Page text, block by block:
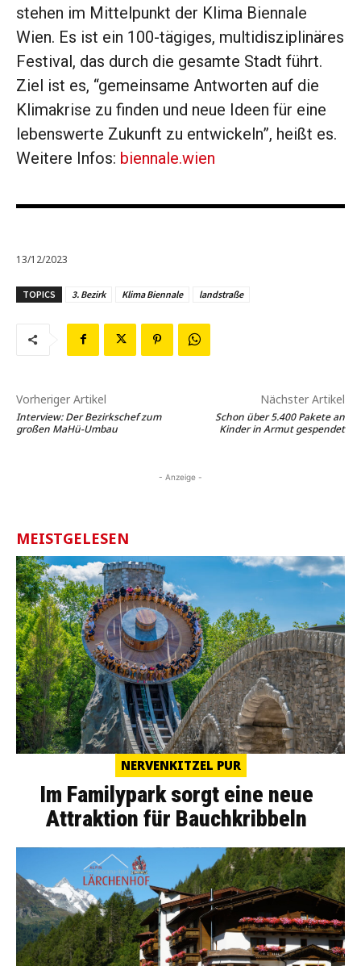
stehen im Mittelpunkt der Klima Biennale
Wien. Es ist ein 100-tägiges, multidisziplinäres
Festival, das durch die gesamte Stadt führt.
Ziel ist es, “gemeinsame Antworten auf die
Klimakrise zu finden und neue Ideen für eine
lebenswerte Zukunft zu entwickeln”, heißt es.
Weitere Infos: biennale.wien
13/12/2023
TOPICS 3. Bezirk Klima Biennale landstraße
Vorheriger Artikel
Interview: Der Bezirkschef zum
großen MaHü-Umbau
Nächster Artikel
Schon über 5.400 Pakete an
Kinder in Armut gespendet
- Anzeige -
MEISTGELESEN
NERVENKITZEL PUR
Im Familypark sorgt eine neue
Attraktion für Bauchkribbeln